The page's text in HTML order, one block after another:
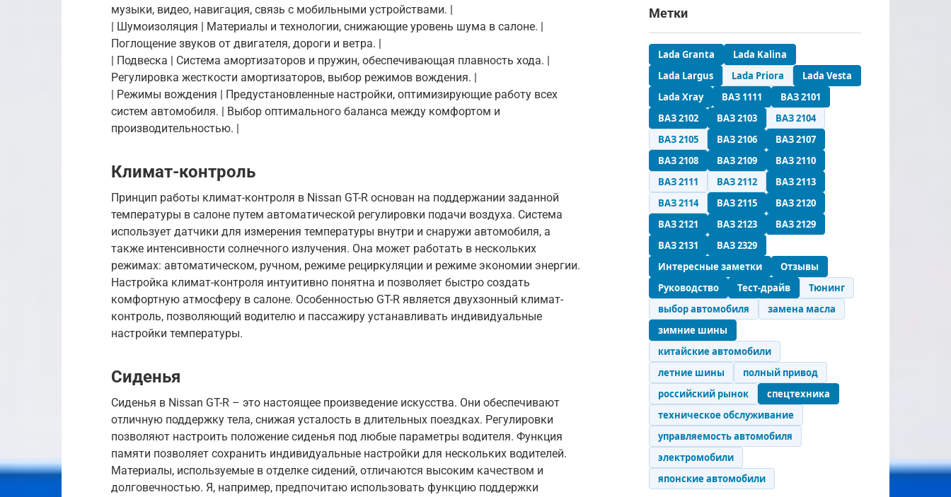
музыки, видео, навигация, связь с мобильными устройствами. |
| Шумоизоляция | Материалы и технологии, снижающие уровень шума в салоне. |
Поглощение звуков от двигателя, дороги и ветра. |
| Подвеска | Система амортизаторов и пружин, обеспечивающая плавность хода. |
Регулировка жесткости амортизаторов, выбор режимов вождения. |
| Режимы вождения | Предустановленные настройки, оптимизирующие работу всех
систем автомобиля. | Выбор оптимального баланса между комфортом и
производительностью. |
Климат-контроль
Принцип работы климат-контроля в Nissan GT-R основан на поддержании заданной
температуры в салоне путем автоматической регулировки подачи воздуха. Система
использует датчики для измерения температуры внутри и снаружи автомобиля, а
также интенсивности солнечного излучения. Она может работать в нескольких
режимах: автоматическом, ручном, режиме рециркуляции и режиме экономии энергии.
Настройка климат-контроля интуитивно понятна и позволяет быстро создать
комфортную атмосферу в салоне. Особенностью GT-R является двухзонный климат-
контроль, позволяющий водителю и пассажиру устанавливать индивидуальные
настройки температуры.
Сиденья
Сиденья в Nissan GT-R – это настоящее произведение искусства. Они обеспечивают
отличную поддержку тела, снижая усталость в длительных поездках. Регулировки
позволяют настроить положение сиденья под любые параметры водителя. Функция
памяти позволяет сохранить индивидуальные настройки для нескольких водителей.
Материалы, используемые в отделке сидений, отличаются высоким качеством и
долговечностью. Я, например, предпочитаю использовать функцию поддержки
Метки
Lada Granta
Lada Kalina
Lada Largus
Lada Priora
Lada Vesta
Lada Xray
ВАЗ 1111
ВАЗ 2101
ВАЗ 2102
ВАЗ 2103
ВАЗ 2104
ВАЗ 2105
ВАЗ 2106
ВАЗ 2107
ВАЗ 2108
ВАЗ 2109
ВАЗ 2110
ВАЗ 2111
ВАЗ 2112
ВАЗ 2113
ВАЗ 2114
ВАЗ 2115
ВАЗ 2120
ВАЗ 2121
ВАЗ 2123
ВАЗ 2129
ВАЗ 2131
ВАЗ 2329
Интересные заметки
Отзывы
Руководство
Тест-драйв
Тюнинг
выбор автомобиля
замена масла
зимние шины
китайские автомобили
летние шины
полный привод
российский рынок
спецтехника
техническое обслуживание
управляемость автомобиля
электромобили
японские автомобили